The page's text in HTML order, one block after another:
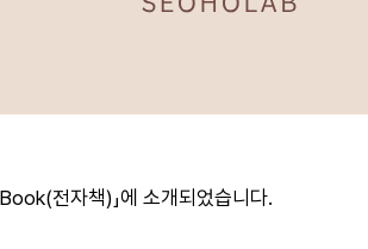
전자책)」에 소개되었습니다.